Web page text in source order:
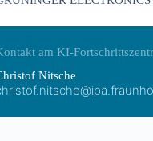
am KI-
Nitsche